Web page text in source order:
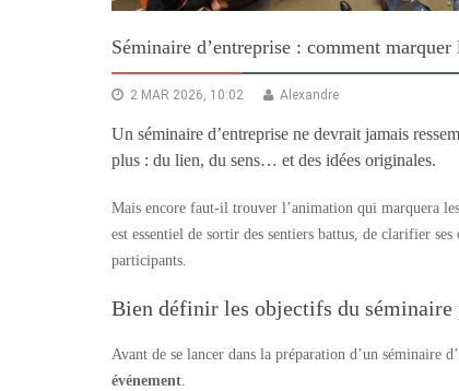
Séminaire d’entreprise : comment
2 MAR 2026, 10:02 Alexandre
Un séminaire d’entreprise ne devrait jamais
plus : du lien, du sens… et des idées originales.
Mais encore faut-il trouver l’animation qui marquera
est essentiel de sortir des sentiers battus, de clarifier
participants.
Bien définir les objectifs du séminaire
Avant de se lancer dans la préparation d’un séminaire
événement.